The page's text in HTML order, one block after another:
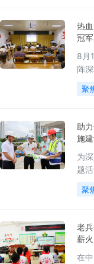
街
区
郑
热
冠军
8月
阵
受
实
堂
总
精
聚
助
施
为
题
月
础
牛
大
联
聚
老
薪火
在